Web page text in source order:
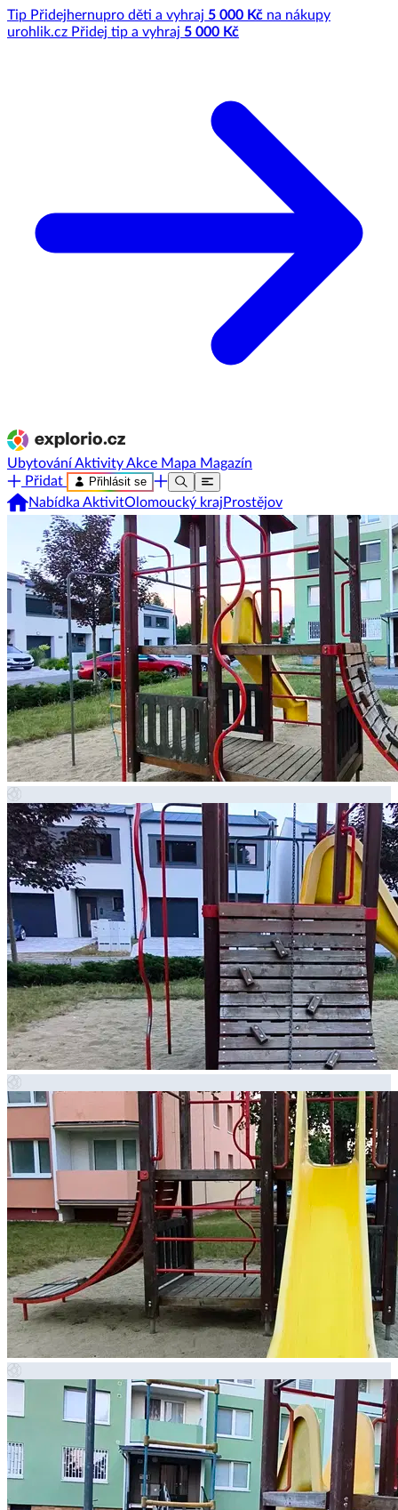
Tip Přidejhernupro děti a vyhraj 5 000 Kč na nákupy
urohlik.cz Přidej tip a vyhraj 5 000 Kč
UbytováníAktivityAkce Mapa Magazín
Přidat
Přihlásit se
Nabídka AktivitOlomoucký kraj Prostějov